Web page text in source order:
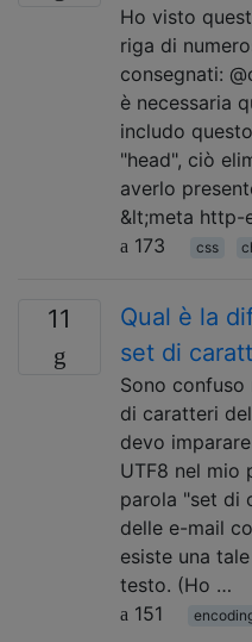
Ho visto
riga di
consegnati:
è necessaria
includo
"head", ciò
averlo
&lt;meta http-
173
css
11
Qual è la
set di
Sono
di caratteri
devo
UTF8 nel mio
parola "set di
delle e-mail
esiste una
testo. (Ho …
151